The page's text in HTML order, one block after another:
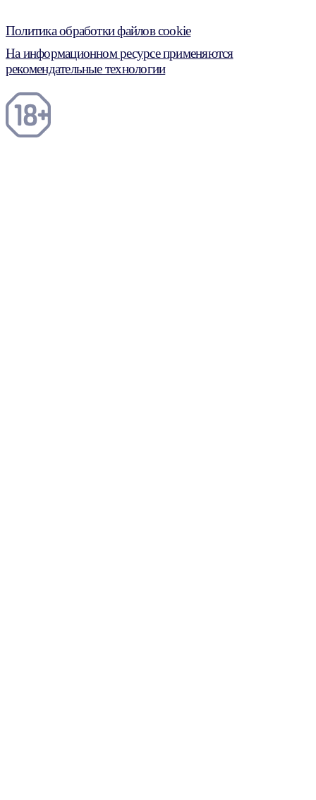
Политика обработки файлов cookie
На информационном ресурсе применяются
рекомендательные технологии